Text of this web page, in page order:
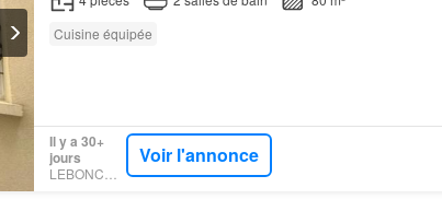
Cuisine équipée
Il y a 30+
jours
Voir l'annonce